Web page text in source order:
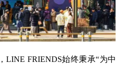
LINE FRIENDS始终秉承“为中